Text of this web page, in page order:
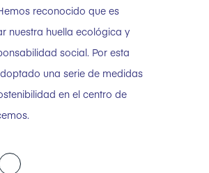
reconocido que es
nuestra huella ecológica y
social. Por esta
una serie de medidas
en el centro de